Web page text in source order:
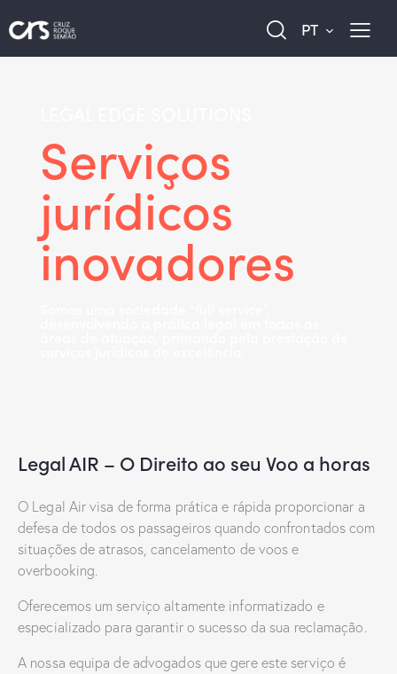
PT
Serviços
jurídicos
inovadores
Legal AIR – O Direito ao seu Voo a horas
O Legal Air visa de forma prática e rápida proporcionar a
defesa de todos os passageiros quando confrontados com
situações de atrasos, cancelamento de voos e
overbooking.
Oferecemos um serviço altamente informatizado e
especializado para garantir o sucesso da sua reclamação.
A nossa equipa de advogados que gere este serviço é